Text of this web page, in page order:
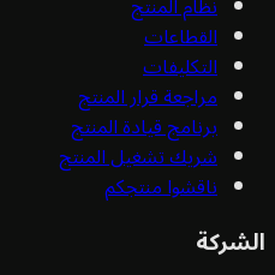
القطاعات
التكليفات
مراجعة قرار المنتج
برنامج قيادة المنتج
شريك تشغيل المنتج
ناقشوا منتجكم